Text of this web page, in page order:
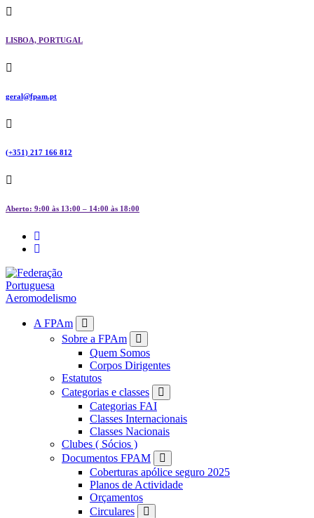
Skip
content
LISBOA, PORTUGAL
geral@fpam.pt
(+351) 217 166 812
Aberto: 9:00 às 13:00 – 14:00 às 18:00
FPAMA FPAm
Sobre a FPAm
Quem Somos
Corpos Dirigentes
Estatutos
Categorias e classes
Categorias FAI
Classes Internacionais
Classes Nacionais
Clubes ( Sócios )
Documentos FPAM
Coberturas apólice seguro 2025
Planos de Actividade
Orçamentos
Circulares